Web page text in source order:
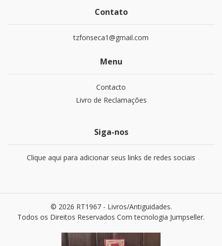
Contato
tzfonseca1@gmail.com
Menu
Contacto
Livro de Reclamações
Siga-nos
Clique aqui para adicionar seus links de redes sociais
© 2026 RT1967 - Livros/Antiguidades.
Todos os Direitos Reservados Com tecnologia Jumpseller.